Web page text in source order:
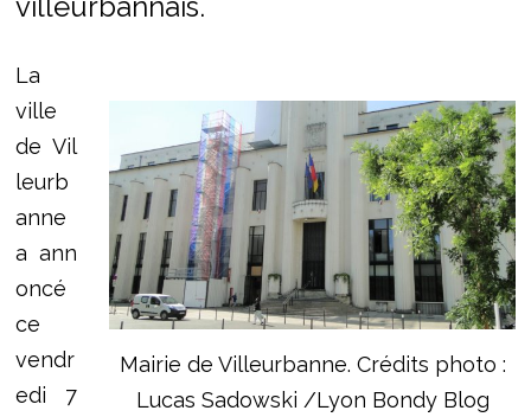
villeurbannais.
Mairie de Villeurbanne. Crédits photo :
Lucas Sadowski /Lyon Bondy Blog
La
ville
de Vil
leurb
anne
a ann
oncé
ce
vendr
edi 7